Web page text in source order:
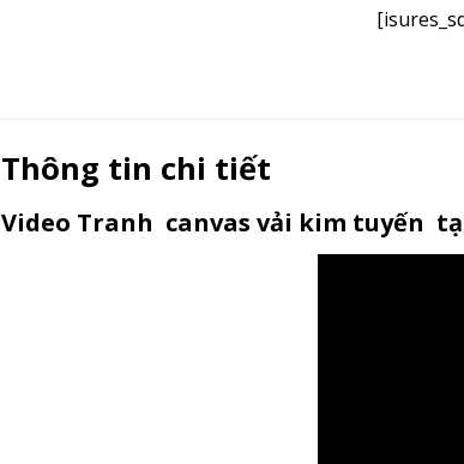
Thông tin chi tiết
Video Tranh canvas vải kim tuyến